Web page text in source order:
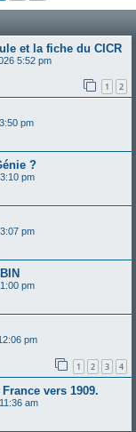
c
et la fiche du CICR
5:52 pm
1 2
pm
?
pm
pm
pm
pm
1 2 3 4
vers 1909.
am